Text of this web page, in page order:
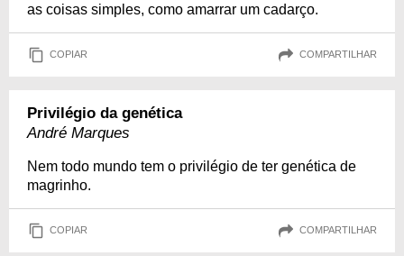
as coisas simples, como amarrar um cadarço.
COPIAR COMPARTILHAR
Privilégio da genética
André Marques
Nem todo mundo tem o privilégio de ter genética de
magrinho.
COPIAR COMPARTILHAR